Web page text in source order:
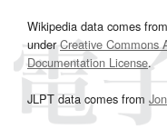
Wikipedia data comes
underCreative Commons
Documentation License.
JLPT data comes from